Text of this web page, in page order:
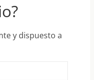
y dispuesto a